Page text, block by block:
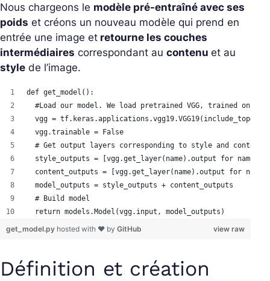
Nous chargeons le modèle pré-entraîné avec ses
poids et créons un nouveau modèle qui prend en
entrée une image et retourne les couches
intermédiaires correspondant au contenu et au
style de l’image.
def get_model():
#Load our model. We load pretrained VGG, trained on
vgg =
  vgg.trainable = False
# Get output layers corresponding to style and content
style_outputs = [vgg.get_layer(name).output for name in
content_outputs = [vgg.get_layer(name).output for name
  model_outputs = style_outputs + content_outputs
  # Build model
  return models.Model(vgg.input, model_outputs)
view raw
get_model.py hosted with ❤ by GitHub
Définition et création